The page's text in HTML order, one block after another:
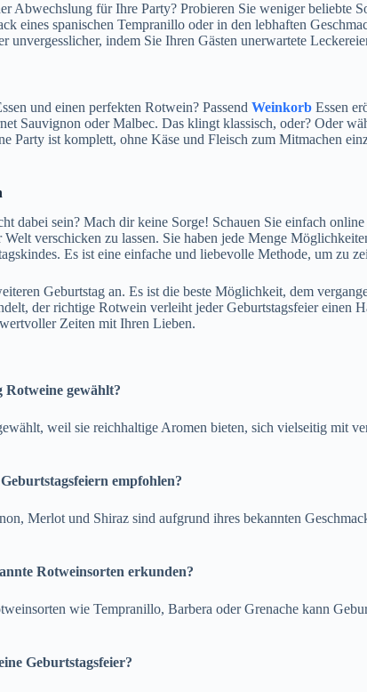
Abwechslung für Ihre Party? Probieren Sie weniger beliebte
eines spanischen Tempranillo oder in den lebhaften
unvergesslicher, indem Sie Ihren Gästen unerwartete
und einen perfekten Rotwein? Passend Weinkorb Essen
Sauvignon oder Malbec. Das klingt klassisch, oder? Oder
Party ist komplett, ohne Käse und Fleisch zum Mitmachen
dabei sein? Mach dir keine Sorge! Schauen Sie einfach
verschicken zu lassen. Sie haben jede Menge
Es ist eine einfache und liebevolle Methode, um zu
Geburtstag an. Es ist die beste Möglichkeit, dem
der richtige Rotwein verleiht jeder Geburtstagsfeier einen
Zeiten mit Ihren Lieben.
gewählt?
weil sie reichhaltige Aromen bieten, sich vielseitig mit
empfohlen?
Merlot und Shiraz sind aufgrund ihres bekannten
Rotweinsorten erkunden?
wie Tempranillo, Barbera oder Grenache kann
Geburtstagsfeier?